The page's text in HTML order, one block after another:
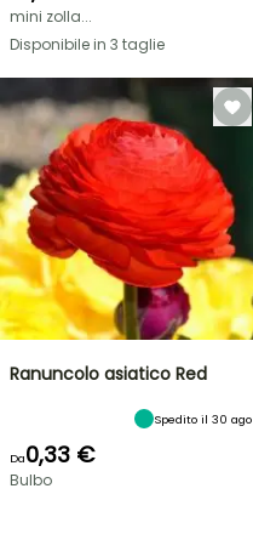
mini zolla...
Disponibile in 3 taglie
Ranuncolo asiatico Red
Spedito il 30 ago
Da0,33 €
Bulbo